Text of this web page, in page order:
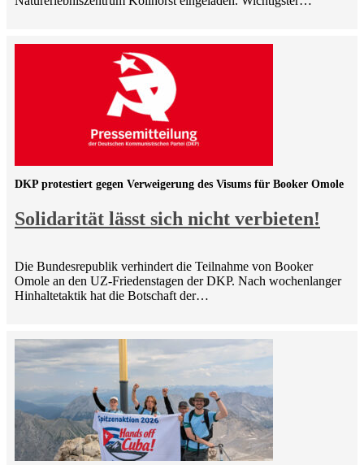
Solidarität lässt sich nicht verbieten!
DKP protestiert gegen Verweigerung des Visums für Booker Omole
Die Bundesrepublik verhindert die Teilnahme von Booker
Omole an den UZ-Friedenstagen der DKP. Nach wochenlanger
Hinhaltetaktik hat die Botschaft der…